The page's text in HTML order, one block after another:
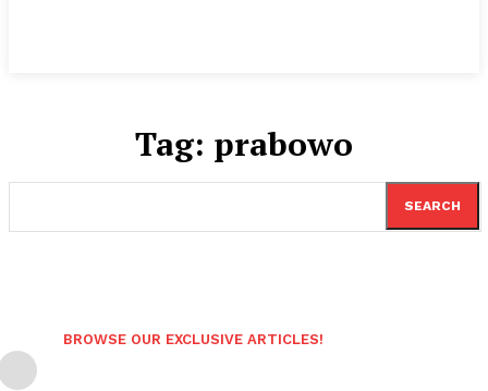
Tag: prabowo
SEARCH
BROWSE OUR EXCLUSIVE ARTICLES!